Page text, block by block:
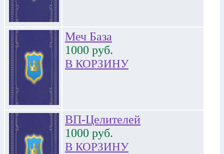
Меч База
1000 руб.
В КОРЗИНУ
ВП-Целителей
1000 руб.
В КОРЗИНУ